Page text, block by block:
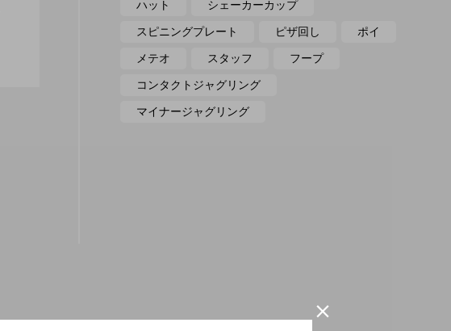
ハット シェーカーカップ
スピニングプレート ピザ回し ポイ
メテオ スタッフ フープ
コンタクトジャグリング
マイナージャグリング
